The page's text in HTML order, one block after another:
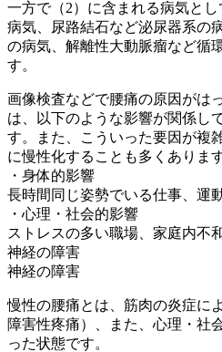
一方で（2）に含まれる病気と
病気、尿路結石など泌尿器系の
の病気、解離性大動脈瘤など循
す。
画像検査などで腰痛の原因がは
は、以下のような影響が関係し
す。また、こういった要因が複
に慢性化することも多くあります
・身体的影響
長時間同じ姿勢でいる仕事、運
・心理・社会的影響
ストレスの多い職場、家庭内不
神経の障害
神経の障害
慢性の腰痛とは、筋肉の炎症に
障害性疼痛）、また、心理・社
った状態です。